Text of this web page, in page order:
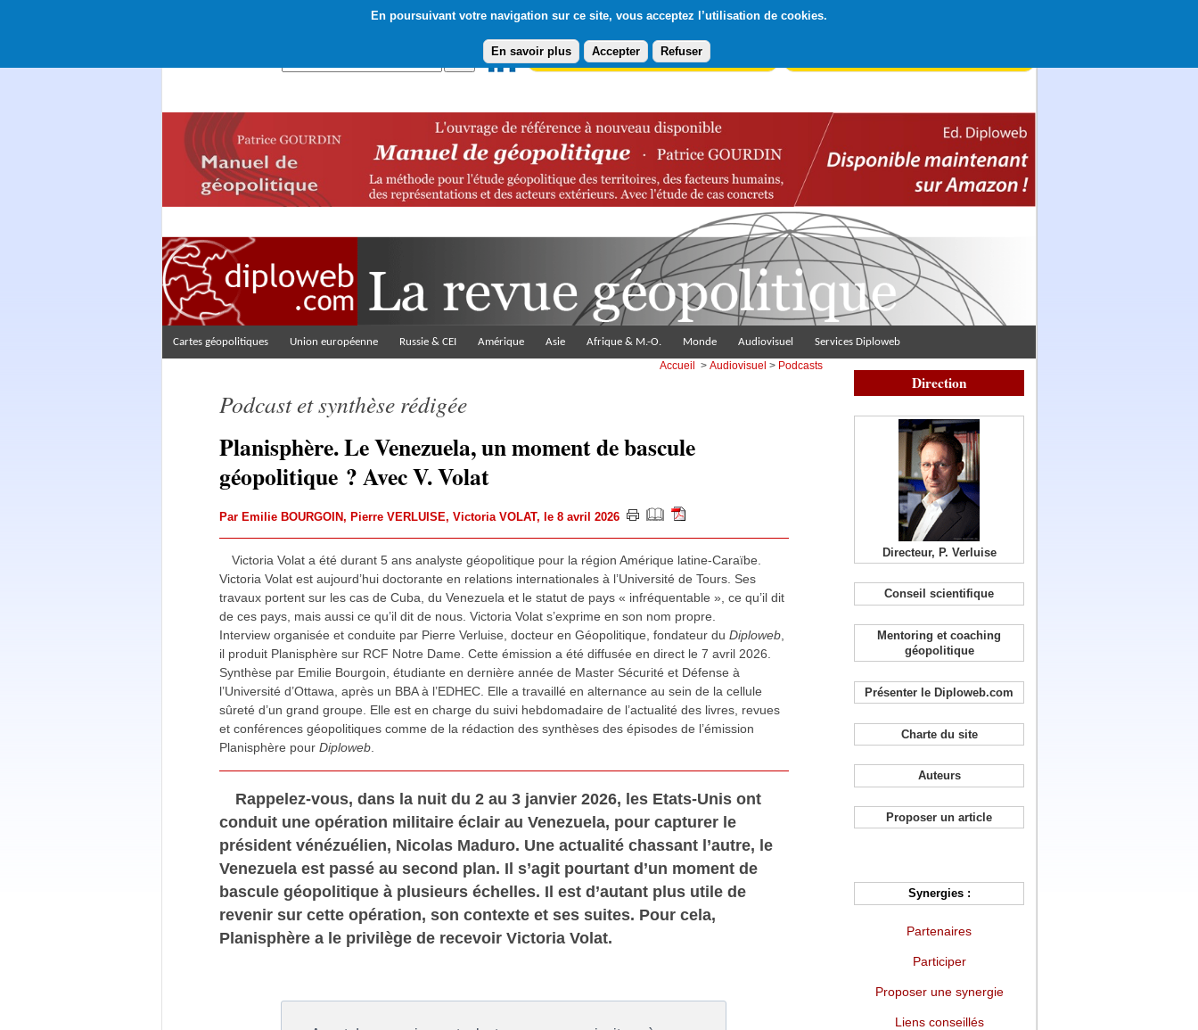
En poursuivant votre navigation sur ce site, vous acceptez l’utilisation de cookies.
En savoir plus Accepter Refuser
Abonnement gratuit à la Lettre du Diploweb
Cartes géopolitiques Union européenne Russie & CEI Amérique Asie Afrique & M.-O. Monde Audiovisuel Services Diploweb
Accueil >Audiovisuel > Podcasts
Podcast et synthèse rédigée
Planisphère. Le Venezuela, un moment de bascule
géopolitique ? Avec V. Volat
Par Emilie BOURGOIN, Pierre VERLUISE, Victoria VOLAT, le 8 avril 2026
Victoria Volat a été durant 5 ans analyste géopolitique pour la région Amérique latine-Caraïbe.
Victoria Volat est aujourd’hui doctorante en relations internationales à l’Université de Tours. Ses
travaux portent sur les cas de Cuba, du Venezuela et le statut de pays « infréquentable », ce qu’il dit
de ces pays, mais aussi ce qu’il dit de nous. Victoria Volat s’exprime en son nom propre.
Interview organisée et conduite par Pierre Verluise, docteur en Géopolitique, fondateur du Diploweb,
il produit Planisphère sur RCF Notre Dame. Cette émission a été diffusée en direct le 7 avril 2026.
Synthèse par Emilie Bourgoin, étudiante en dernière année de Master Sécurité et Défense à
l’Université d’Ottawa, après un BBA à l’EDHEC. Elle a travaillé en alternance au sein de la cellule
sûreté d’un grand groupe. Elle est en charge du suivi hebdomadaire de l’actualité des livres, revues
et conférences géopolitiques comme de la rédaction des synthèses des épisodes de l’émission
Planisphère pour Diploweb.
Rappelez-vous, dans la nuit du 2 au 3 janvier 2026, les Etats-Unis ont
conduit une opération militaire éclair au Venezuela, pour capturer le
président vénézuélien, Nicolas Maduro. Une actualité chassant l’autre, le
Venezuela est passé au second plan. Il s’agit pourtant d’un moment de
bascule géopolitique à plusieurs échelles. Il est d’autant plus utile de
revenir sur cette opération, son contexte et ses suites. Pour cela,
Planisphère a le privilège de recevoir Victoria Volat.
Direction
Directeur, P. Verluise
Conseil scientifique
Mentoring et coaching
géopolitique
Présenter le Diploweb.com
Charte du site
Auteurs
Proposer un article
Synergies :
Partenaires
Participer
Proposer une synergie
Liens conseillés